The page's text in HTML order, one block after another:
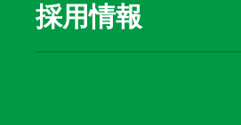
採用情報